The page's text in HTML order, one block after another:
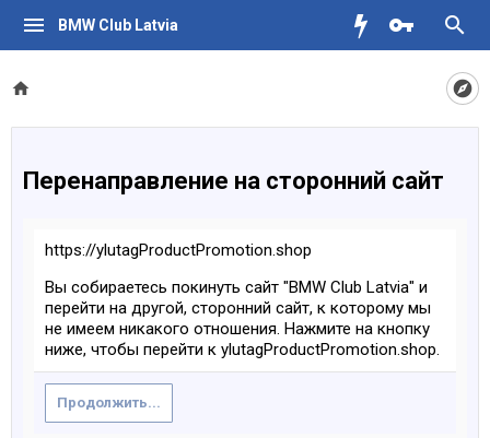
BMW Club Latvia
Перенаправление на сторонний сайт
https://ylutagProductPromotion.shop
Вы собираетесь покинуть сайт "BMW Club Latvia" и
перейти на другой, сторонний сайт, к которому мы
не имеем никакого отношения. Нажмите на кнопку
ниже, чтобы перейти к ylutagProductPromotion.shop.
Продолжить...